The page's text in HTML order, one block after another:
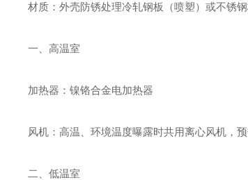
材质：外壳防锈处理冷轧钢板（喷塑）或不锈
一、高温室
加热器：镍铬合金电加热器
风机：高温、环境温度曝露时共用离心风机，
二、低温室